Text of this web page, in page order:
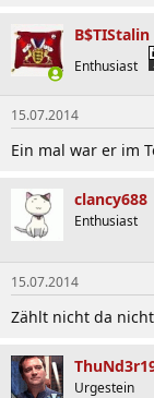
B$TIStalin
Enthusiast
15.07.2014
Ein mal war er im
clancy688
Enthusiast
15.07.2014
Zählt nicht da
Urgestein